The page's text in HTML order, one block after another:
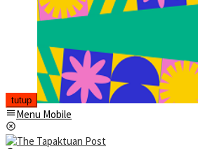
tutup
Menu Mobile